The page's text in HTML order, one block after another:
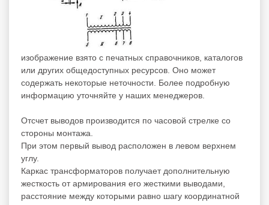
изображение взято с печатных справочников, каталогов
или других общедоступных ресурсов. Оно может
содержать некоторые неточности. Более подробную
информацию уточняйте у наших менеджеров.
Отсчет выводов производится по часовой стрелке со
стороны монтажа.
При этом первый вывод расположен в левом верхнем
углу.
Каркас трансформаторов получает дополнительную
жесткость от армирования его жесткими выводами,
расстояние между которыми равно шагу координатной